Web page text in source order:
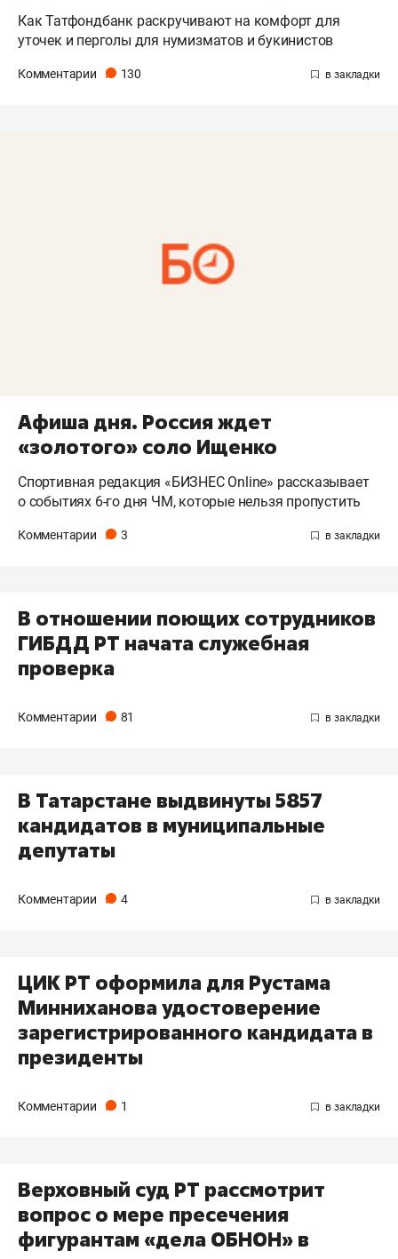
Как Татфондбанк раскручивают на комфорт для
уточек и перголы для нумизматов и букинистов
Комментарии 130
Афиша дня. Россия ждет
«золотого» соло Ищенко
Спортивная редакция «БИЗНЕС Online» рассказывает
о событиях 6-го дня ЧМ, которые нельзя пропустить
Комментарии 3
В отношении поющих сотрудников
ГИБДД РТ начата служебная
проверка
Комментарии 81
В Татарстане выдвинуты 5857
кандидатов в муниципальные
депутаты
Комментарии 4
ЦИК РТ оформила для Рустама
Минниханова удостоверение
зарегистрированного кандидата в
президенты
Комментарии 1
Верховный суд РТ рассмотрит
вопрос о мере пресечения
фигурантам «дела ОБНОН» в